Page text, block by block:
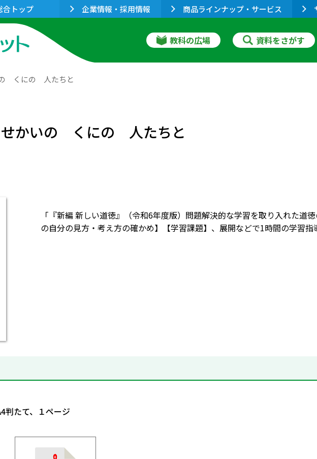
合トップ 企業情報・採用情報 商品ラインナップ・サービス
教科の広場 資料をさがす
の くにの 人たちと
せかいの くにの 人たちと
「『新編 新しい道徳』（令和6年度版）問題解決的な学習を取り入れた道
の自分の見方・考え方の確かめ】【学習課題】、展開などで1時間の学習指
判たて、１ページ